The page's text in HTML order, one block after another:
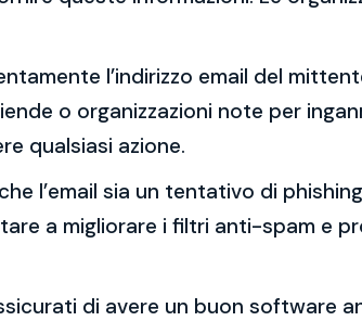
l’indirizzo email del
o organizzazioni note per
qualsiasi azione.
l’email sia un tentativo di
a migliorare i filtri anti-spam e
di avere un buon software